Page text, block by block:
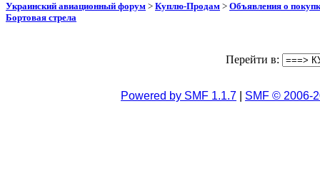
Украинский авиационный форум > Куплю-Продам > Объявления о
Бортовая стрела
Перейти в:
Powered by SMF 1.1.7 SMF © 2006-